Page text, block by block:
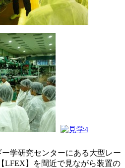
学研究センターにある大型レー
LFEX】を間近で見ながら装置の